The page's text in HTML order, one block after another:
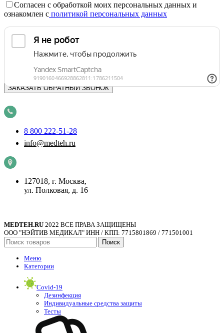
Согласен с обработкой моих персональных данных и
ознакомлен с политикой персональных данных
8 800 222-51-28
info@medteh.ru
127018, г. Москва,
ул. Полковая, д. 16
MEDTEH.RU 2022 ВСЕ ПРАВА ЗАЩИЩЕНЫ
ООО "НЭЙТИВ МЕДИКАЛ" ИНН / КПП: 7715801869 / 771501001
Поиск
Меню
Категории
Covid-19
Дезинфекция
Индивидуальные средства защиты
Тесты